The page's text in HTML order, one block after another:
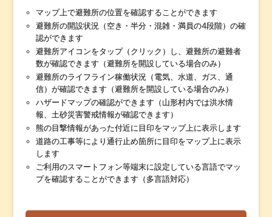
マップ上で避難所の位置を確認することができます
避難所の開設状況（空き・半分・混雑・満員の4段階）の確
認ができます
避難所アイコンをタップ（クリック）し、避難所の避難者
数が確認できます（避難所を開設している場合のみ）
避難所のライフライン稼働状況（電気、水道、ガス、通
信）が確認できます（避難所を開設している場合のみ）
ハザードマップの確認ができます（山形村内では洪水情
報、土砂災害警戒情報が確認できます）
熊の目撃情報があった付近に目印をマップ上に表示します
道路の工事等により通行止め箇所に目印をマップ上に表示
します
ご利用のスマートフォン等端末に設定している言語でマッ
プを確認することができます（多言語対応）